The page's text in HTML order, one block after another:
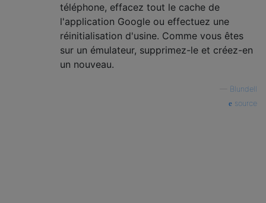
téléphone, effacez tout le cache de
l'application Google ou effectuez une
réinitialisation d'usine. Comme vous êtes
sur un émulateur, supprimez-le et créez-en
un nouveau.
Blundell
source